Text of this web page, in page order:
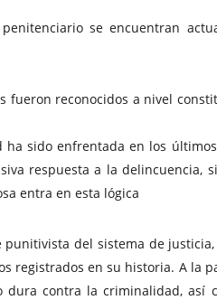
se encuentran
fueron reconocidos a nivel
ha sido enfrentada en los
respuesta a la delincuencia,
entra en esta lógica
del sistema de
registrados en su historia. A
dura contra la criminalidad,